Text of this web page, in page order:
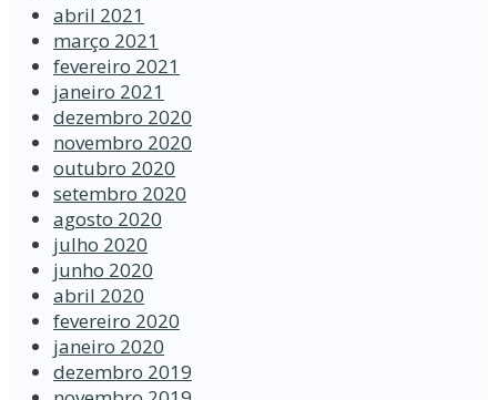
abril 2021
março 2021
fevereiro 2021
janeiro 2021
dezembro 2020
novembro 2020
outubro 2020
setembro 2020
agosto 2020
julho 2020
junho 2020
abril 2020
fevereiro 2020
janeiro 2020
dezembro 2019